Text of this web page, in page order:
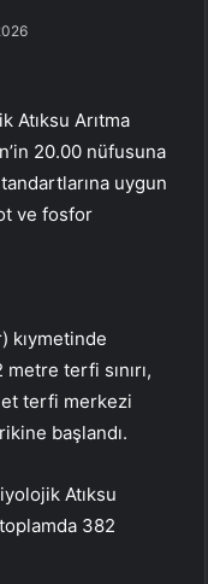
Atıksu Arıtma
20.00 nüfusuna
uygun
ve fosfor
kıymetinde
terfi sınırı,
terfi merkezi
başlandı.
Atıksu
382